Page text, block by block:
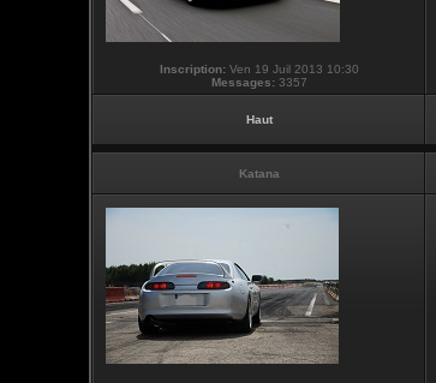
Inscription:Ven 19 Juil 2013 10:30
Messages:3357
Haut
Katana